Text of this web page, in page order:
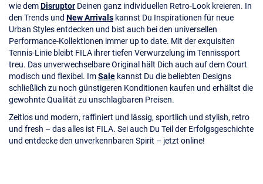
wie demDisruptor Deinen ganz individuellen Retro-Look kreieren. In
den Trends und New Arrivals kannst Du Inspirationen für neue
Urban Styles entdecken und bist auch bei den universellen
Performance-Kollektionen immer up to date. Mit der exquisiten
Tennis-Linie bleibt FILA ihrer tiefen Verwurzelung im Tennissport
treu. Das unverwechselbare Original hält Dich auch auf dem Court
modisch und flexibel. ImSale kannst Du die beliebten Designs
schließlich zu noch günstigeren Konditionen kaufen und erhältst die
gewohnte Qualität zu unschlagbaren Preisen.
Zeitlos und modern, raffiniert und lässig, sportlich und stylish, retro
und fresh – das alles ist FILA. Sei auch Du Teil der Erfolgsgeschichte
und entdecke den unverkennbaren Spirit – jetzt online!